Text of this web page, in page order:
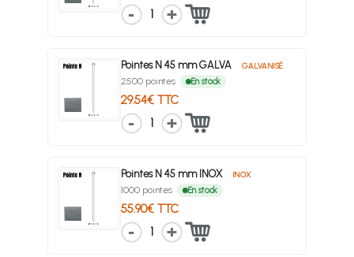
1
Pointes N 45 mm GALVA GALVANISÉ
2500 pointes En stock
29.54€ TTC
1
Pointes N 45 mm INOX INOX
1000 pointes En stock
55.90€ TTC
1